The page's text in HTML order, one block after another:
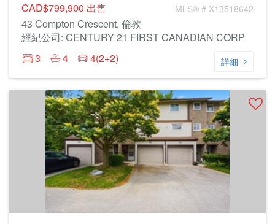
CAD$799,900 出售 MLS® # X13518642
43 Compton Crescent, 倫敦
經紀公司: CENTURY 21 FIRST CANADIAN CORP
3
4 4(2+2) 詳細